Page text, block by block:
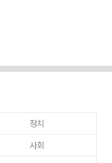
정치
사회